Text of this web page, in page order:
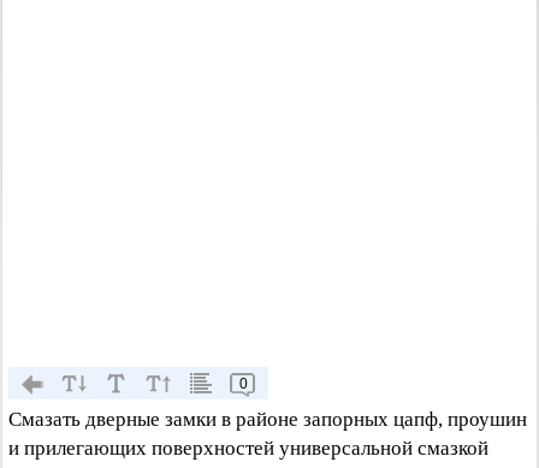
0
Смазать дверные замки в районе запорных цапф, проушин
и прилегающих поверхностей универсальной смазкой